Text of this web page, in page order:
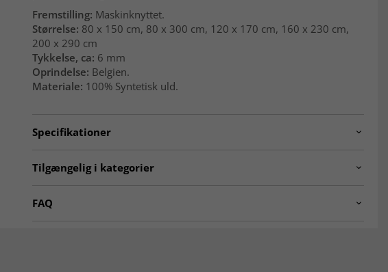
Fremstilling: Maskinknyttet.
Størrelse: 80 x 150 cm, 80 x 300 cm, 120 x 170 cm, 160 x 230 cm,
200 x 290 cm
Tykkelse, ca: 6 mm
Oprindelse: Belgien.
Materiale: 100% Syntetisk uld.
Specifikationer
Tilgængelig i kategorier
FAQ